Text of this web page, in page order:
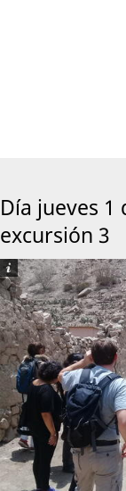
Día jueves 1
excursión 3